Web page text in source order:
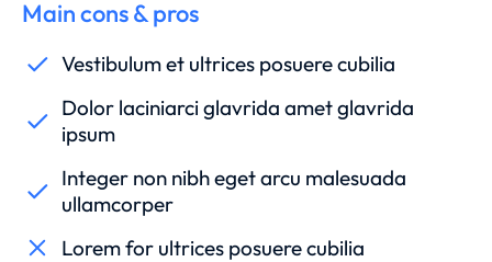
Main cons & pros
Vestibulum et ultrices posuere cubilia
Dolor laciniarci glavrida amet glavrida
ipsum
Integer non nibh eget arcu malesuada
ullamcorper
Lorem for ultrices posuere cubilia